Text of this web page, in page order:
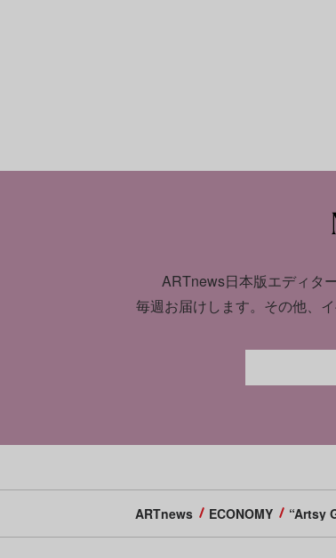
ARTnews日本版エディタ
毎週お届けします。 その他、
ARTnews ECONOMY “Artsy